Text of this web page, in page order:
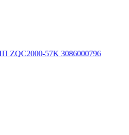
ZQC2000-57K 3086000796